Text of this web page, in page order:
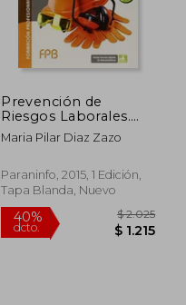
45%
dcto.
Prevención de
Riesgos Laborales.
Seguridad y Salud
Laboral
Maria Pilar Diaz Zazo
Paraninfo, 2015, 1 Edición,
Tapa Blanda, Nuevo